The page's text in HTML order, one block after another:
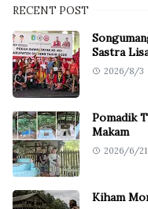
RECENT POST
Sastra
2026/8/3
Pomadik
Makam
2026/6/21
Kiham